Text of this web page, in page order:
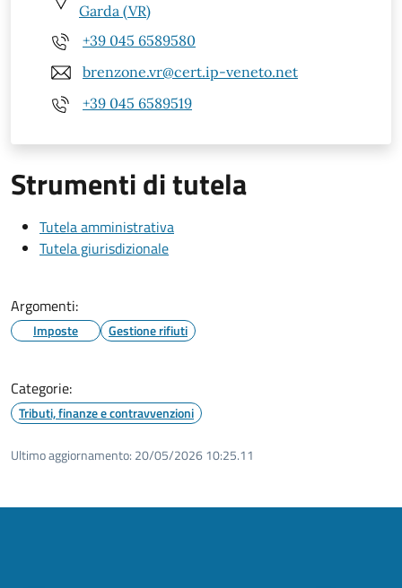
Garda (VR)
+39 045 6589580
brenzone.vr@cert.ip-veneto.net
+39 045 6589519
Strumenti di tutela
Tutela amministrativa
Tutela giurisdizionale
Argomenti:
Imposte Gestione rifiuti
Categorie:
Tributi, finanze e contravvenzioni
Ultimo aggiornamento: 20/05/2026 10:25.11